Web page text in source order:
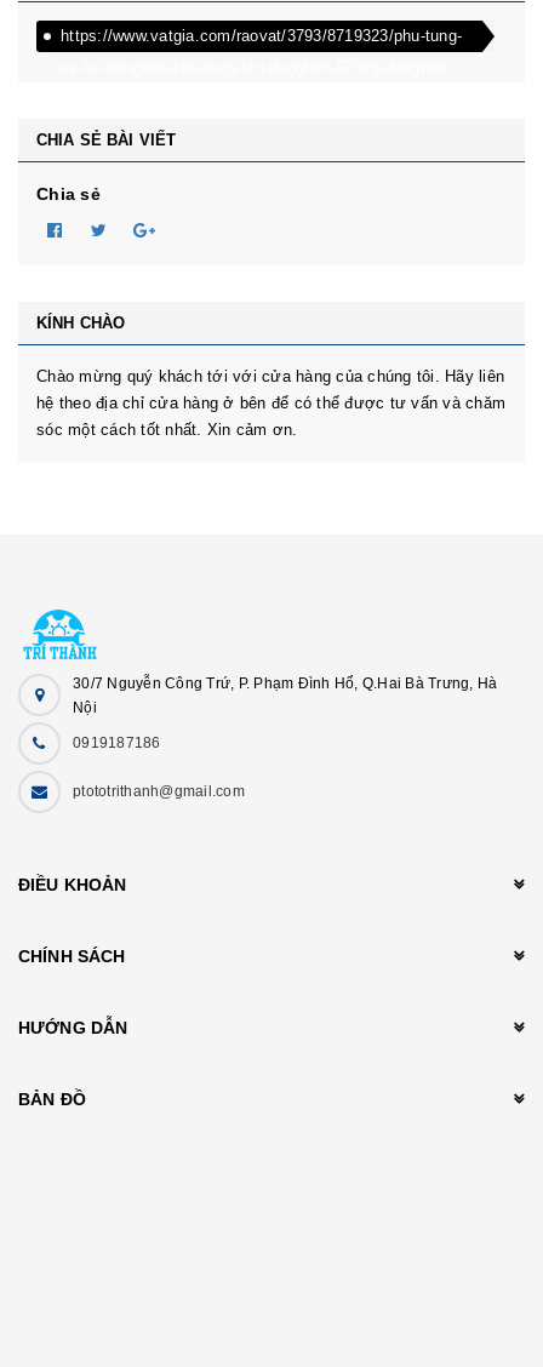
https://www.vatgia.com/raovat/3793/8719323/phu-tung-
CHIA SẺ BÀI VIẾT
Chia sẻ
KÍNH CHÀO
Chào mừng quý khách tới với cửa hàng của chúng tôi. Hãy liên
hệ theo địa chỉ cửa hàng ở bên để có thể được tư vấn và chăm
sóc một cách tốt nhất. Xin cảm ơn.
30/7 Nguyễn Công Trứ, P. Phạm Đình Hổ, Q.Hai Bà Trưng, Hà
Nội
0919187186
ptototrithanh@gmail.com
ĐIỀU KHOẢN
CHÍNH SÁCH
HƯỚNG DẪN
BẢN ĐỒ